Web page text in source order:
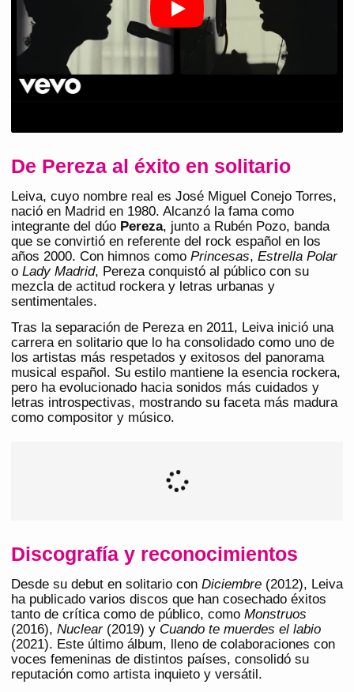
De Pereza al éxito en solitario
Leiva, cuyo nombre real es José Miguel Conejo Torres,
nació en Madrid en 1980. Alcanzó la fama como
integrante del dúo Pereza, junto a Rubén Pozo, banda
que se convirtió en referente del rock español en los
años 2000. Con himnos como Princesas, Estrella Polar
o Lady Madrid, Pereza conquistó al público con su
mezcla de actitud rockera y letras urbanas y
sentimentales.
Tras la separación de Pereza en 2011, Leiva inició una
carrera en solitario que lo ha consolidado como uno de
los artistas más respetados y exitosos del panorama
musical español. Su estilo mantiene la esencia rockera,
pero ha evolucionado hacia sonidos más cuidados y
letras introspectivas, mostrando su faceta más madura
como compositor y músico.
Discografía y reconocimientos
Desde su debut en solitario con Diciembre (2012), Leiva
ha publicado varios discos que han cosechado éxitos
tanto de crítica como de público, como Monstruos
(2016), Nuclear(2019) y Cuando te muerdes el labio
(2021). Este último álbum, lleno de colaboraciones con
voces femeninas de distintos países, consolidó su
reputación como artista inquieto y versátil.